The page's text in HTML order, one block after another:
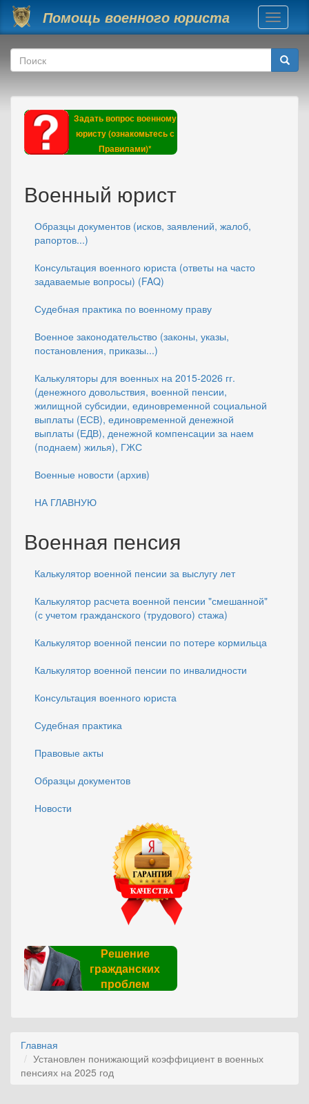
Перейти к основному содержанию
Помощь военного юриста
Toggle
Форма поиска
Поиск
Задать вопрос военному
юристу (ознакомьтесь с
Правилами)*
Военный юрист
Образцы документов (исков, заявлений, жалоб,
рапортов...)
Консультация военного юриста (ответы на часто
задаваемые вопросы) (FAQ)
Судебная практика по военному праву
Военное законодательство (законы, указы,
постановления, приказы...)
Калькуляторы для военных на 2015-2026 гг.
(денежного довольствия, военной пенсии,
жилищной субсидии, единовременной социальной
выплаты (ЕСВ), единовременной денежной
выплаты (ЕДВ), денежной компенсации за наем
(поднаем) жилья), ГЖС
Военные новости (архив)
НА ГЛАВНУЮ
Военная пенсия
Калькулятор военной пенсии за выслугу лет
Калькулятор расчета военной пенсии "смешанной"
(с учетом гражданского (трудового) стажа)
Калькулятор военной пенсии по потере кормильца
Калькулятор военной пенсии по инвалидности
Консультация военного юриста
Судебная практика
Правовые акты
Образцы документов
Новости
Решение
гражданских
проблем
Главная
Установлен понижающий коэффициент в военных
пенсиях на 2025 год